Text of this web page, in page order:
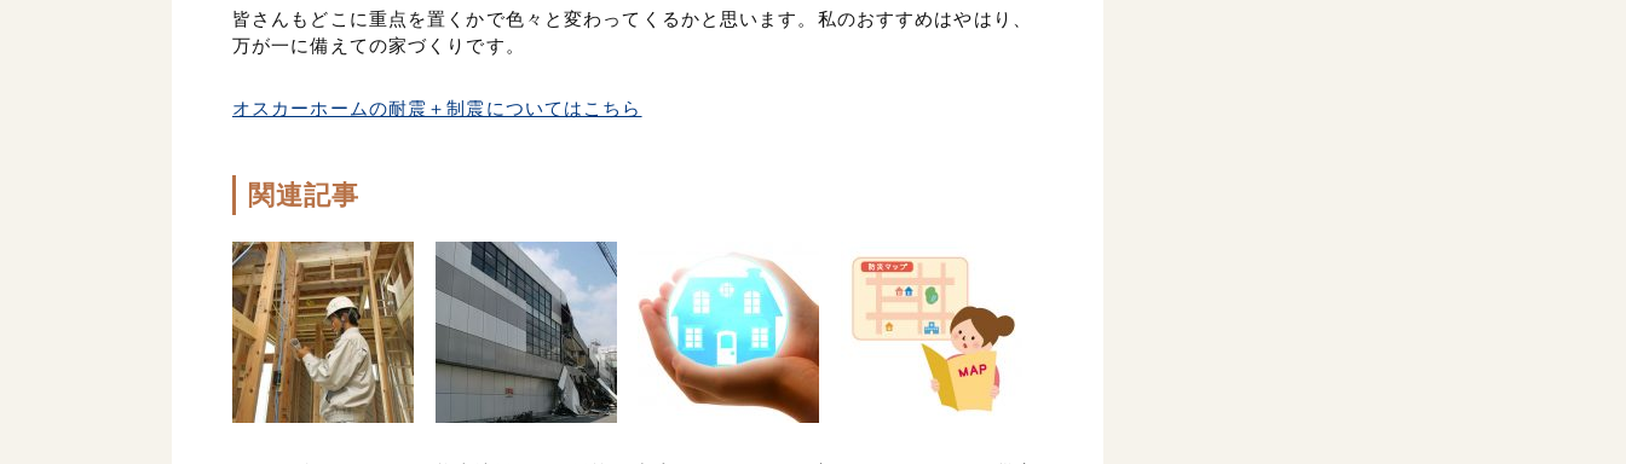
皆さんもどこに重点を置くかで色々と変わってくるかと思います。私のおすすめはやはり、
万が一に備えての家づくりです。
オスカーホームの耐震＋制震についてはこちら
関連記事